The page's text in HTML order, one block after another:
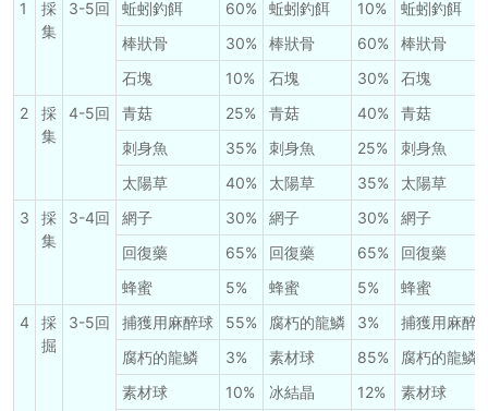
1
採
集
3-5回 蚯蚓釣餌 60% 蚯蚓釣餌 10%
蚯蚓釣餌
棒狀骨
30% 棒狀骨 60%
棒狀骨
石塊
10% 石塊 30%
石塊
2
採
集
4-5回 青菇 25% 青菇 40%
青菇
刺身魚
35% 刺身魚 25%
刺身魚
太陽草
40% 太陽草 35%
太陽草
3
採
集
3-4回 網子 30% 網子 30%
網子
回復藥
65% 回復藥 65%
回復藥
蜂蜜
5% 蜂蜜 5%
蜂蜜
4
採
掘
3-5回 捕獲用麻醉球 55% 腐朽的龍鱗 3%
捕獲用麻醉
腐朽的龍鱗
3% 素材球 85%
腐朽的龍鱗
素材球
10% 冰結晶 12%
素材球